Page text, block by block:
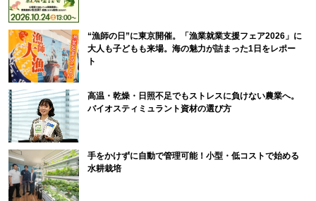
“漁師の日”に東京開催。「漁業就業支援フェア2026」に
大人も子どもも来場。海の魅力が詰まった1日をレポー
ト
高温・乾燥・日照不足でもストレスに負けない農業へ。
バイオスティミュラント資材の選び方
手をかけずに自動で管理可能！小型・低コストで始める
水耕栽培